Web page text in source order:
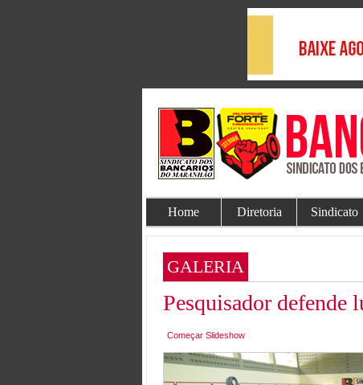
Home Diretoria Sindicato
GALERIA
Pesquisador defende
Começar Slideshow